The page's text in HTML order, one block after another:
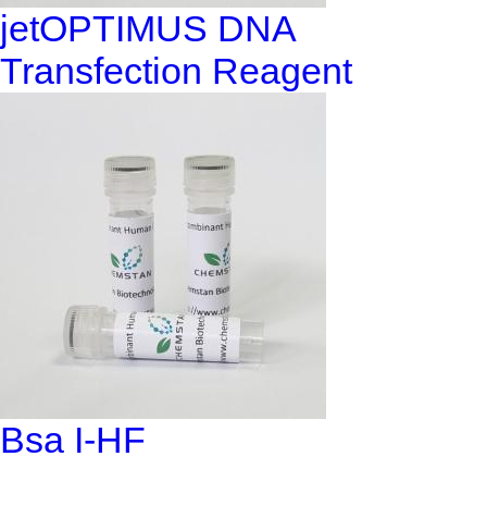
jetOPTIMUS DNA
Transfection Reagent
Bsa I-HF